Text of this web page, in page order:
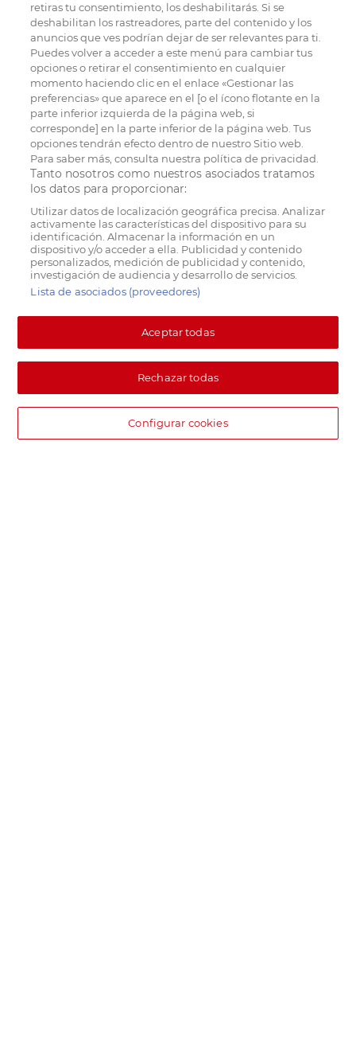
retiras tu consentimiento, los deshabilitarás. Si se
deshabilitan los rastreadores, parte del contenido y los
anuncios que ves podrían dejar de ser relevantes para ti.
Puedes volver a acceder a este menú para cambiar tus
opciones o retirar el consentimiento en cualquier
momento haciendo clic en el enlace «Gestionar las
preferencias» que aparece en el [o el ícono flotante en la
parte inferior izquierda de la página web, si
corresponde] en la parte inferior de la página web. Tus
opciones tendrán efecto dentro de nuestro Sitio web.
Para saber más, consulta nuestra política de privacidad.
Tanto nosotros como nuestros asociados tratamos
los datos para proporcionar:
Utilizar datos de localización geográfica precisa. Analizar
activamente las características del dispositivo para su
identificación. Almacenar la información en un
dispositivo y/o acceder a ella. Publicidad y contenido
personalizados, medición de publicidad y contenido,
investigación de audiencia y desarrollo de servicios.
Lista de asociados (proveedores)
Aceptar todas
Rechazar todas
Configurar cookies